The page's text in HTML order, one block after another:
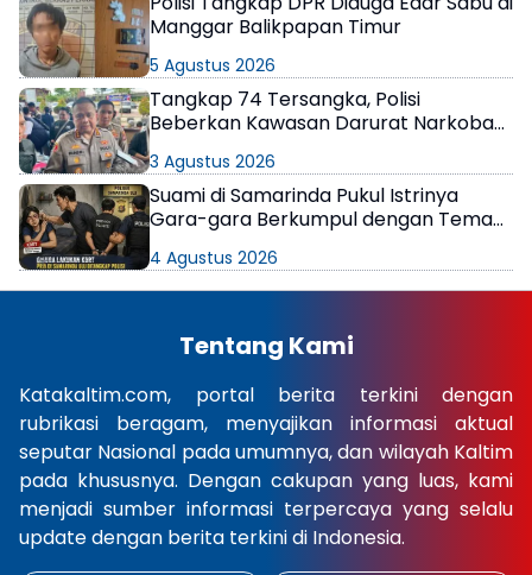
Manggar Balikpapan Timur
5 Agustus 2026
Tangkap 74 Tersangka, Polisi
Beberkan Kawasan Darurat Narkoba
3 Agustus 2026
Suami di Samarinda Pukul Istrinya
Gara-gara Berkumpul dengan Teman
4 Agustus 2026
Tentang Kami
Katakaltim.com, portal berita terkini dengan
rubrikasi beragam, menyajikan informasi aktual
seputar Nasional pada umumnya, dan wilayah Kaltim
pada khususnya. Dengan cakupan yang luas, kami
menjadi sumber informasi terpercaya yang selalu
update dengan berita terkini di Indonesia.